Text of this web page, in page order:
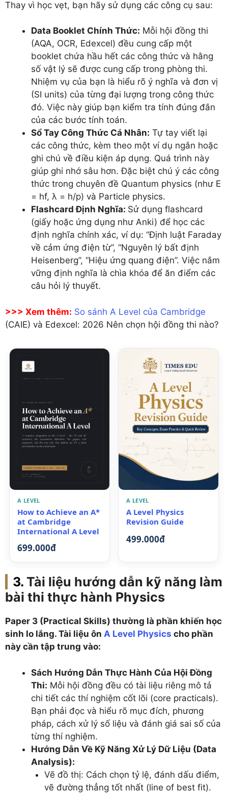
Thay vì học vẹt, bạn hãy sử dụng các công cụ sau:
Data Booklet Chính Thức: Mỗi hội đồng thi
(AQA, OCR, Edexcel) đều cung cấp một
booklet chứa hầu hết các công thức và hằng
số vật lý sẽ được cung cấp trong phòng thi.
Nhiệm vụ của bạn là hiểu rõ ý nghĩa và đơn vị
(SI units) của từng đại lượng trong công thức
đó. Việc này giúp bạn kiểm tra tính đúng đắn
của các bước tính toán.
Sổ Tay Công Thức Cá Nhân: Tự tay viết lại
các công thức, kèm theo một ví dụ ngắn hoặc
ghi chú về điều kiện áp dụng. Quá trình này
giúp ghi nhớ sâu hơn. Đặc biệt chú ý các công
thức trong chuyên đề Quantum physics (như E
= hf, λ = h/p) và Particle physics.
Flashcard Định Nghĩa: Sử dụng flashcard
(giấy hoặc ứng dụng như Anki) để học các
định nghĩa chính xác, ví dụ: “Định luật Faraday
về cảm ứng điện từ”, “Nguyên lý bất định
Heisenberg”, “Hiệu ứng quang điện”. Việc nắm
vững định nghĩa là chìa khóa để ăn điểm các
câu hỏi lý thuyết.
>>> Xem thêm: So sánh A Level của Cambridge
(CAIE) và Edexcel: 2026 Nên chọn hội đồng thi nào?
A LEVEL
How to Achieve an A*
at Cambridge
International A Level
699.000đ
A LEVEL
A Level Physics
Revision Guide
499.000đ
Tài liệu hướng dẫn kỹ năng làm
bài thi thực hành Physics
Paper 3 (Practical Skills) thường là phần khiến học
sinh lo lắng. Tài liệu ôn A Level Physics cho phần
này cần tập trung vào:
Sách Hướng Dẫn Thực Hành Của Hội Đồng
Thi: Mỗi hội đồng đều có tài liệu riêng mô tả
chi tiết các thí nghiệm cốt lõi (core practicals).
Bạn phải đọc và hiểu rõ mục đích, phương
pháp, cách xử lý số liệu và đánh giá sai số của
từng thí nghiệm.
Hướng Dẫn Về Kỹ Năng Xử Lý Dữ Liệu (Data
Analysis):
Vẽ đồ thị: Cách chọn tỷ lệ, đánh dấu điểm,
vẽ đường thẳng tốt nhất (line of best fit).